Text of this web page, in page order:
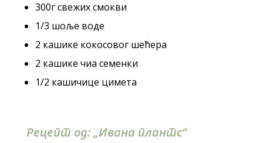
300г свежих смокви
1/3 шоље воде
2 кашике кокосовог шећера
2 кашике чиа семенки
1/2 кашичице цимета
Рецепт од: „Ивана плантс“